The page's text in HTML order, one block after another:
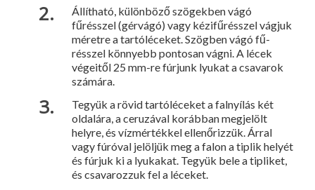
Állítható, külön­böző szögekben vágó
fűrésszel (gér­vágó) vagy kézifű­résszel vágjuk
mé­retre a tartóléceket. Szögben vágó fű­
résszel könnyebb pontosan vágni. A lécek
végeitől 25 mm-re fúrjunk lyukat a csavarok
számára.
Tegyük a rövid tartóléceket a fal­nyílás két
oldalára, a ceruzával korábban megjelölt
helyre, és vízmértékkel ellenő­rizzük. Árral
vagy fú­róval jelöljük meg a falon a tiplik helyét
és fúrjuk ki a lyukakat. Tegyük bele a tipliket,
és csavarozzuk fel a léceket.